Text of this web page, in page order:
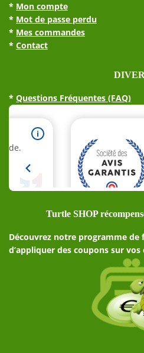
* Mon compte
* Mot de passe perdu
* Mes commandes
* Contact
* Questions Fréquentes (FAQ)
Turtle SHOP
Découvrez notre programme
d’appliquer des coupons sur